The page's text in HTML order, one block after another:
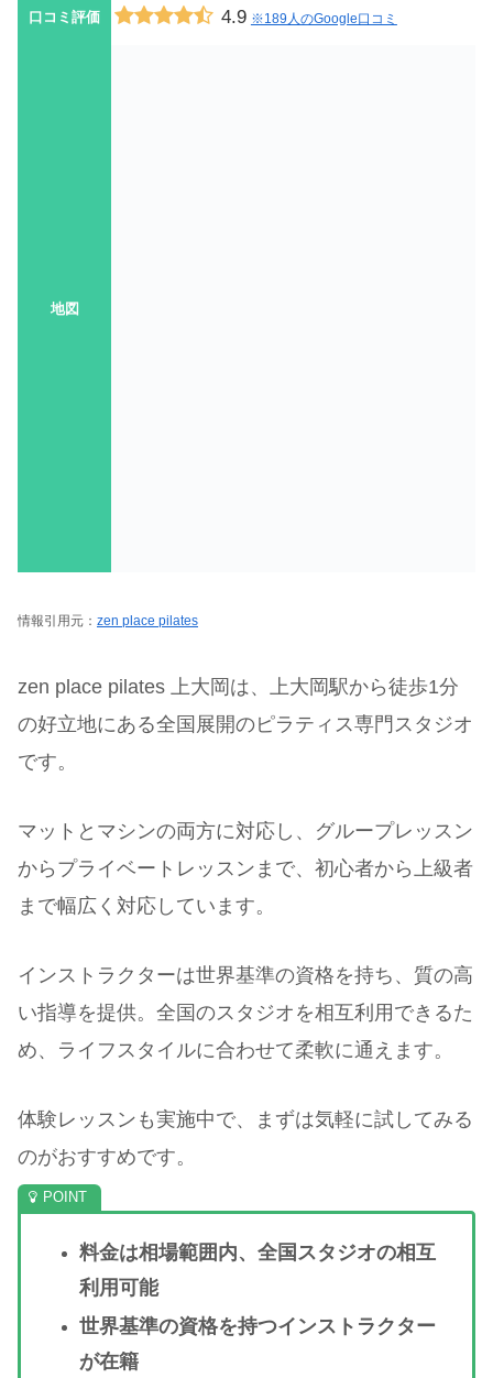
口コミ評価 4.9 ※189人のGoogle口コミ
地図
情報引用元： zen place pilates
zen place pilates 上大岡は、上大岡駅から徒歩1分
の好立地にある全国展開のピラティス専門スタジオ
です。
マットとマシンの両方に対応し、グループレッスン
からプライベートレッスンまで、初心者から上級者
まで幅広く対応しています。
インストラクターは世界基準の資格を持ち、質の高
い指導を提供。全国のスタジオを相互利用できるた
め、ライフスタイルに合わせて柔軟に通えます。
体験レッスンも実施中で、まずは気軽に試してみる
のがおすすめです。
料金は相場範囲内、全国スタジオの相互
利用可能
世界基準の資格を持つインストラクター
が在籍